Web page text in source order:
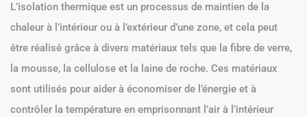
L’isolation thermique est un processus de maintien de la
chaleur à l’intérieur ou à l’extérieur d’une zone, et cela peut
être réalisé grâce à divers matériaux tels que la fibre de verre,
la mousse, la cellulose et la laine de roche. Ces matériaux
sont utilisés pour aider à économiser de l’énergie et à
contrôler la température en emprisonnant l’air à l’intérieur